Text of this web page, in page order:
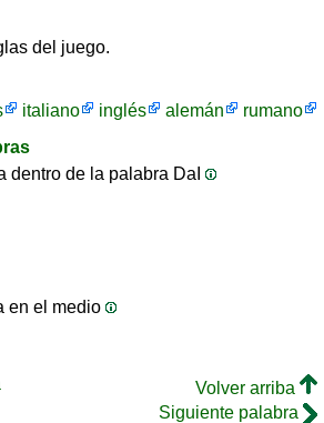
del juego.
italiano inglés alemán
rumano
dentro de la palabra DaI
en el medio
Volver arriba
Siguiente palabra